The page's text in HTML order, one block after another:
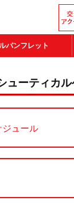
パンフレット
ューティカ
ュール